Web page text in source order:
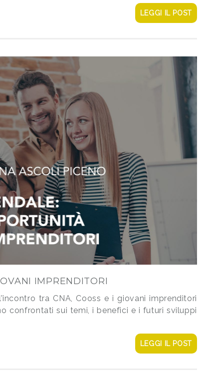
LEGGI IL POST
IMPRENDITORI
tra CNA, Cooss e i giovani imprenditori
confrontati sui temi, i benefici e i futuri sviluppi
LEGGI IL POST